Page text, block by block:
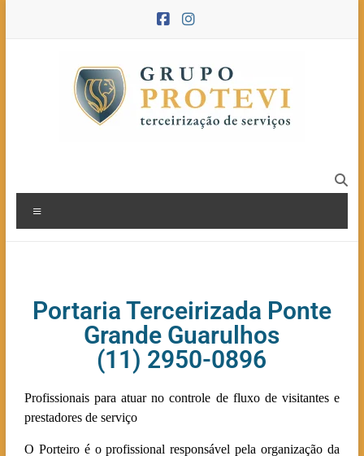
Portaria Terceirizada Ponte
Grande Guarulhos
(11) 2950-0896
Profissionais para atuar no controle de fluxo de visitantes e
prestadores de serviço
O Porteiro é o profissional responsável pela organização da